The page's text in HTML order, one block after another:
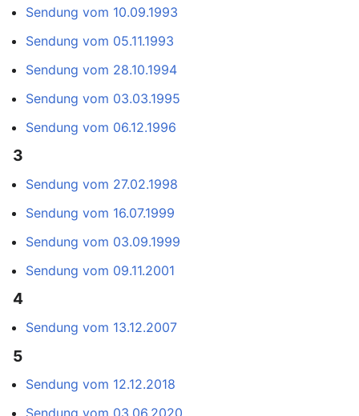
Sendung vom 10.09.1993
Sendung vom 05.11.1993
Sendung vom 28.10.1994
Sendung vom 03.03.1995
Sendung vom 06.12.1996
3
Sendung vom 27.02.1998
Sendung vom 16.07.1999
Sendung vom 03.09.1999
Sendung vom 09.11.2001
4
Sendung vom 13.12.2007
5
Sendung vom 12.12.2018